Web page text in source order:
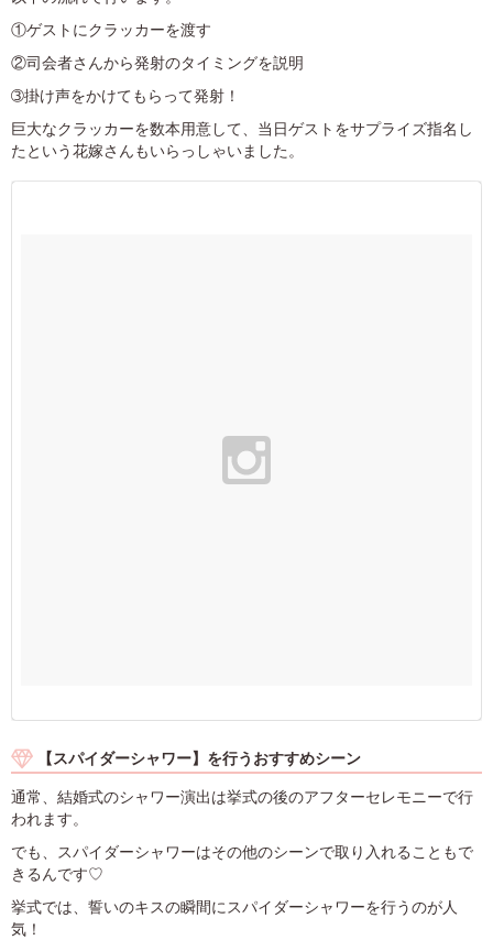
①ゲストにクラッカーを渡す
②司会者さんから発射のタイミングを説明
➂掛け声をかけてもらって発射！
巨大なクラッカーを数本用意して、当日ゲストをサプライズ指名し
たという花嫁さんもいらっしゃいました。
【スパイダーシャワー】を行うおすすめシーン
通常、結婚式のシャワー演出は挙式の後のアフターセレモニーで行
われます。
でも、スパイダーシャワーはその他のシーンで取り入れることもで
きるんです♡
挙式では、誓いのキスの瞬間にスパイダーシャワーを行うのが人
気！